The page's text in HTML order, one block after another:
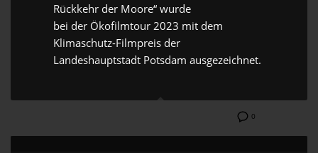
Rückkehr der Moore“ wurde
bei der Ökofilmtour 2023 mit dem
Klimaschutz-Filmpreis der
Landeshauptstadt Potsdam ausgezeichnet.
0